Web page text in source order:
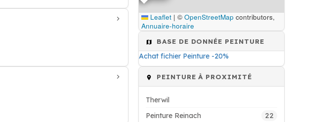
Leaflet | © OpenStreetMap contributors,
Annuaire-horaire
BASE DE DONNÉE PEINTURE
Achat fichier Peinture -20%
PEINTURE À PROXIMITÉ
Therwil
Peinture Reinach
22